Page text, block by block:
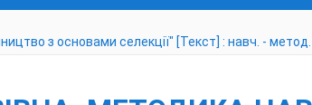
з основами селекції" [Текст] : навч. -